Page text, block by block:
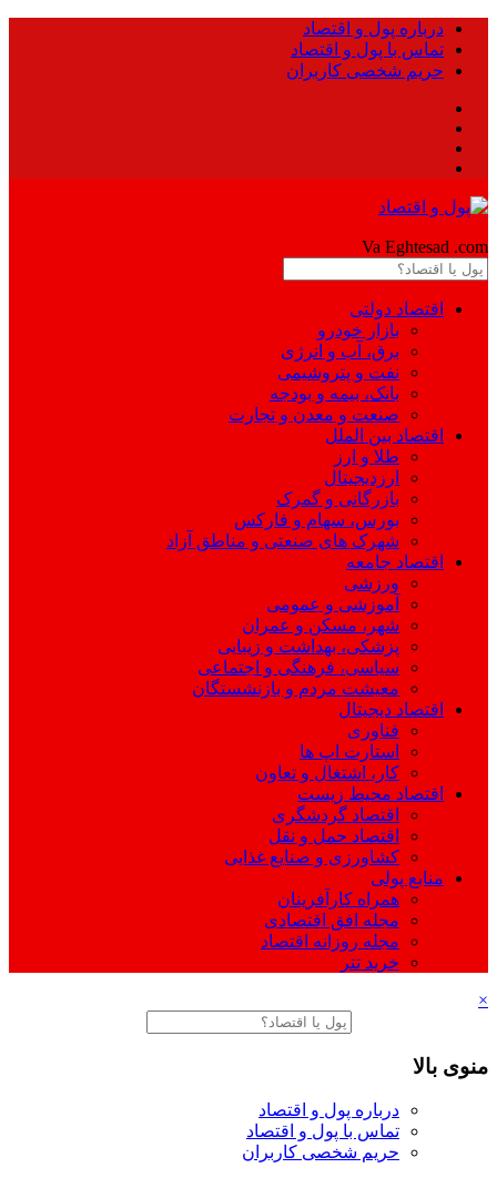
درباره پول و اقتصاد
تماس با پول و اقتصاد
حریم شخصی کاربران
Va Eghtesad .com
اقتصاد دولتی
بازار خودرو
برق، آب و انرژی
نفت و پتروشیمی
بانک، بیمه و بودجه
صنعت و معدن و تجارت
اقتصاد بین الملل
طلا و ارز
ارزدیجیتال
بازرگانی و گمرک
بورس، سهام و فارکس
شهرک های صنعتی و مناطق آزاد
اقتصاد جامعه
ورزشی
آموزشی و عمومی
شهر، مسکن و عمران
پزشکی، بهداشت و زیبایی
سیاسی، فرهنگی و اجتماعی
معیشت مردم و بازنشستگان
اقتصاد دیجیتال
فناوری
استارت اپ ها
کار، اشتغال و تعاون
اقتصاد محیط زیست
اقتصاد گردشگری
اقتصاد حمل و نقل
کشاورزی و صنایع غذایی
منابع پولی
همراه کارآفرینان
مجله افق اقتصادی
مجله روزانه اقتصاد
خرید تتر
×
منوی بالا
درباره پول و اقتصاد
تماس با پول و اقتصاد
حریم شخصی کاربران